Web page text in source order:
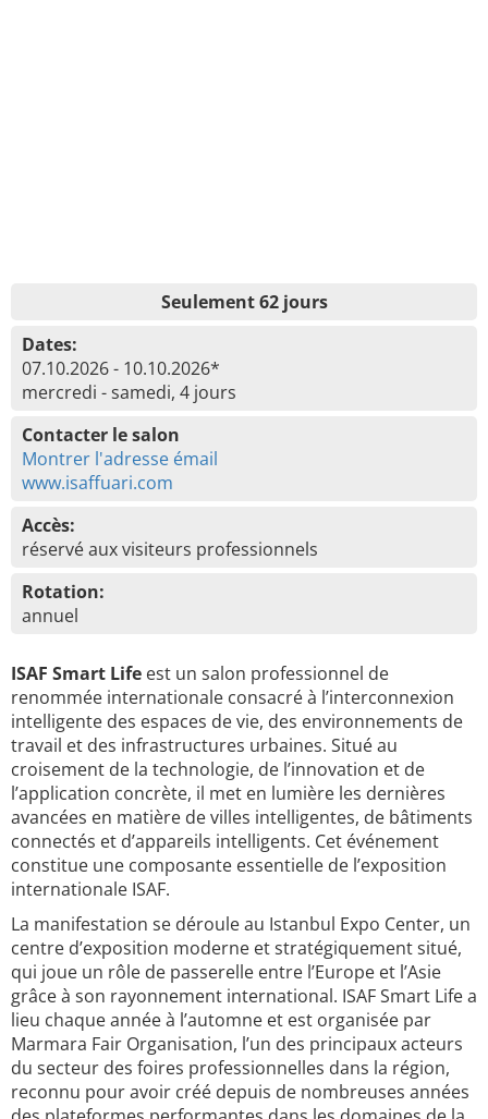
Seulement 62 jours
Dates:
07.10.2026 - 10.10.2026*
mercredi - samedi, 4 jours
Contacter le salon
Montrer l'adresse émail
www.isaffuari.com
Accès:
réservé aux visiteurs professionnels
Rotation:
annuel
ISAF Smart Life est un salon professionnel de
renommée internationale consacré à l’interconnexion
intelligente des espaces de vie, des environnements de
travail et des infrastructures urbaines. Situé au
croisement de la technologie, de l’innovation et de
l’application concrète, il met en lumière les dernières
avancées en matière de villes intelligentes, de bâtiments
connectés et d’appareils intelligents. Cet événement
constitue une composante essentielle de l’exposition
internationale ISAF.
La manifestation se déroule au Istanbul Expo Center, un
centre d’exposition moderne et stratégiquement situé,
qui joue un rôle de passerelle entre l’Europe et l’Asie
grâce à son rayonnement international. ISAF Smart Life a
lieu chaque année à l’automne et est organisée par
Marmara Fair Organisation, l’un des principaux acteurs
du secteur des foires professionnelles dans la région,
reconnu pour avoir créé depuis de nombreuses années